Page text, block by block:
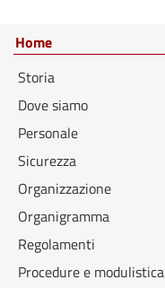
Home
Storia
Dove siamo
Personale
Sicurezza
Organizzazione
Organigramma
Regolamenti
Procedure e modulistica